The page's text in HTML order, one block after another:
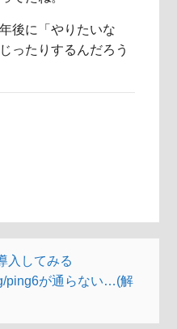
後に「やりたいな
ったりするんだろう
入してみる
ping6が通らない…(解